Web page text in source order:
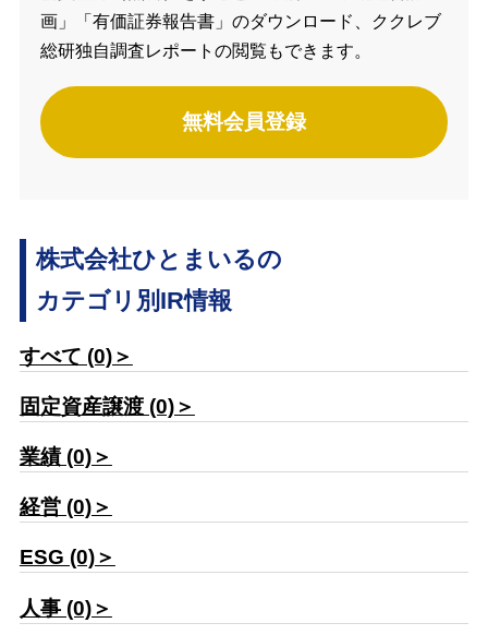
画」「有価証券報告書」のダウンロード、ククレブ
総研独自調査レポートの閲覧もできます。
無料会員登録
株式会社ひとまいるの
カテゴリ別IR情報
すべて (0)＞
固定資産譲渡 (0)＞
業績 (0)＞
経営 (0)＞
ESG (0)＞
人事 (0)＞